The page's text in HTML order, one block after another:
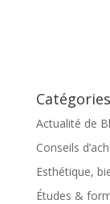
Catégories
Actualité de
Conseils
Esthétique,
Études &